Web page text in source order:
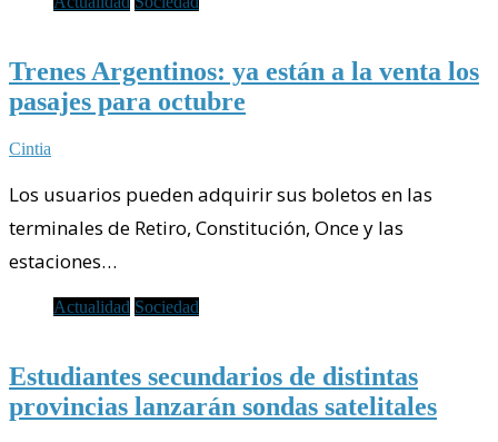
Trenes Argentinos: ya están a la venta los
pasajes para octubre
Cintia
Los usuarios pueden adquirir sus boletos en las
terminales de Retiro, Constitución, Once y las
estaciones…
Actualidad Sociedad
Estudiantes secundarios de distintas
provincias lanzarán sondas satelitales